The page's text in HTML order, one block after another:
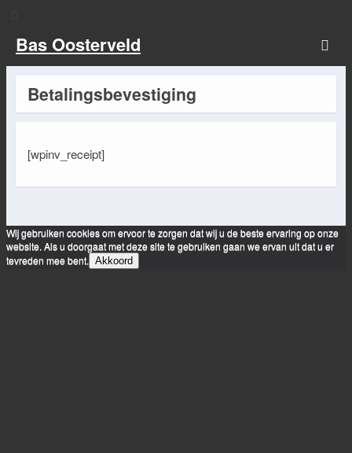
Bas Oosterveld
Betalingsbevestiging
[wpinv_receipt]
Wij gebruiken cookies om ervoor te zorgen dat wij u de beste ervaring op onze
website. Als u doorgaat met deze site te gebruiken gaan we ervan uit dat u er
tevreden mee bent. Akkoord